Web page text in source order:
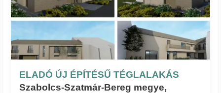
ELADÓ ÚJ ÉPÍTÉSŰ TÉGLALAKÁS
Szabolcs-Szatmár-Bereg megye,